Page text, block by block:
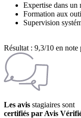
Expertise dans un
Formation aux
Supervision
Résultat : 9,3/10 en
Les avis stagiaires sont
certifiés par Avis